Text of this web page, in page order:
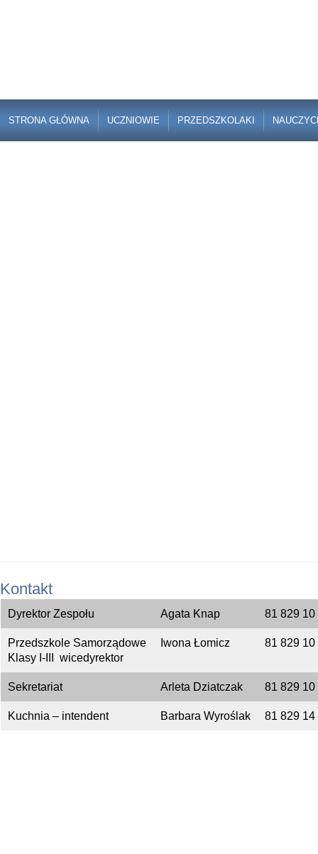
STRONA GŁÓWNA UCZNIOWIE PRZEDSZKOLAKI
Kontakt
Dyrektor Zespołu Agata Knap 81 829 10
Przedszkole Samorządowe
Klasy I-III wicedyrektor
Iwona Łomicz 81 829 10
Sekretariat Arleta Dziatczak 81 829 10
Kuchnia – intendent Barbara Wyroślak 81 829 14